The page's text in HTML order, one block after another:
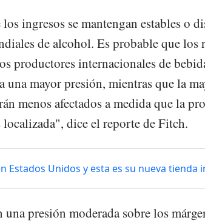
ingresos se mantengan estables o
de alcohol. Es probable que los
productores internacionales de
una mayor presión, mientras que la
menos afectados a medida que la
localizada", dice el reporte de Fitch.
Estados Unidos y esta es su nueva tienda
una presión moderada sobre los